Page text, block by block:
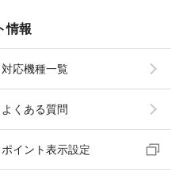
情報
対応機種一覧
よくある質問
ポイント表示設定